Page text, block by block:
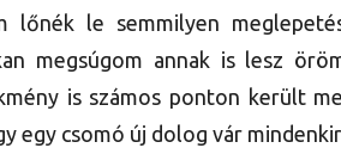
lőnék le semmilyen
megsúgom annak is lesz
is számos ponton került
egy csomó új dolog vár